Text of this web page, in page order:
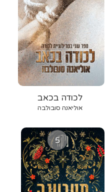
לכודה בכאב
אוליאנה סובולבה
5